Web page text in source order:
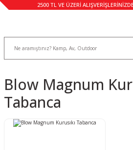
2500 TL VE ÜZERİ
Blow Magnum
Tabanca